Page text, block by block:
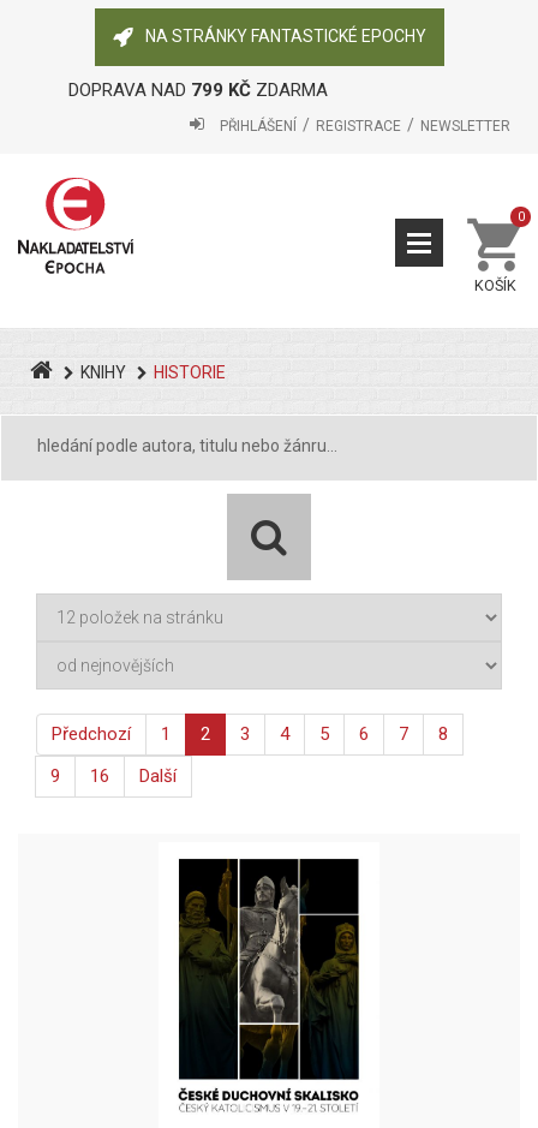
NA STRÁNKY FANTASTICKÉ EPOCHY
DOPRAVA NAD 799 KČZDARMA
PŘIHLÁŠENÍ REGISTRACE NEWSLETTER
KOŠÍK
0
KNIHY HISTORIE
Předchozí 1 2 3 4 5 6 7
8
9
16 Další